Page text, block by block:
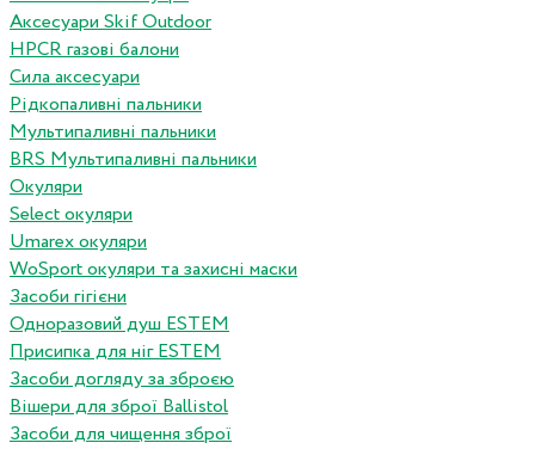
Аксесуари Skif Outdoor
HPCR газові балони
Сила аксесуари
Рідкопаливні пальники
Мультипаливні пальники
BRS Мультипаливні пальники
Окуляри
Select окуляри
Umarex окуляри
WoSport окуляри та захисні маски
Засоби гігієни
Одноразовий душ ESTEM
Присипка для ніг ESTEM
Засоби догляду за зброєю
Вішери для зброї Ballistol
Засоби для чищення зброї